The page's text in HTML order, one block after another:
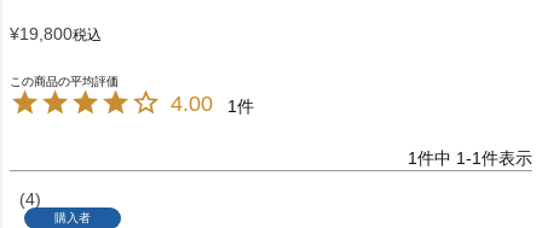
¥19,800税込
4.00 1
1件中 1-1件表示
4
購入者